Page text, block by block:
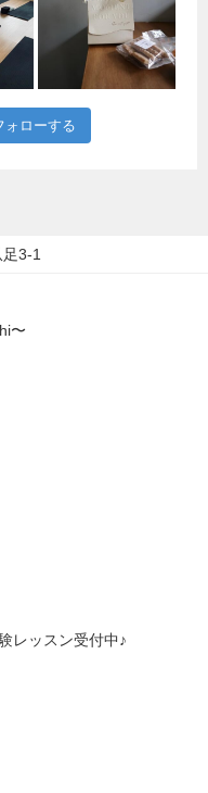
ォローする
足3-1
〜
レッスン受付中♪